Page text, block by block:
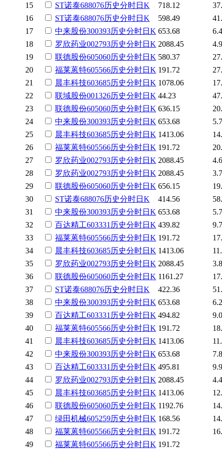
15
ST诺泰688076历史分时日K 718.12
16
ST诺泰688076历史分时日K 598.49
17
中来股份300393历史分时日K 653.68
18
罗欣药业002793历史分时日K 2088.45
19
联德股份605060历史分时日K 580.37
20
福莱蒽特605566历史分时日K 191.72
21
晨丰科技603685历史分时日K 1078.06
22
联域股份001326历史分时日K 44.23
23
联德股份605060历史分时日K 636.15
24
中来股份300393历史分时日K 653.68
25
晨丰科技603685历史分时日K 1413.06
26
福莱蒽特605566历史分时日K 191.72
27
罗欣药业002793历史分时日K 2088.45
28
罗欣药业002793历史分时日K 2088.45
29
联德股份605060历史分时日K 656.15
30
ST诺泰688076历史分时日K 414.56
31
中来股份300393历史分时日K 653.68
32
百达精工603331 历史分时日K 439.82
33
福莱蒽特605566历史分时日K 191.72
34
晨丰科技603685历史分时日K 1413.06
35
罗欣药业002793历史分时日K 2088.45
36
联德股份605060历史分时日K 1161.27
37
ST诺泰688076历史分时日K 422.36
38
中来股份300393历史分时日K 653.68
39
百达精工603331 历史分时日K 494.82
40
福莱蒽特605566历史分时日K 191.72
41
晨丰科技603685历史分时日K 1413.06
42
中来股份300393历史分时日K 653.68
43
百达精工603331 历史分时日K 495.81
44
罗欣药业002793历史分时日K 2088.45
45
晨丰科技603685历史分时日K 1413.06
46
联德股份605060历史分时日K 1192.76
47
绿田机械605259历史分时日K 168.56
48
福莱蒽特605566历史分时日K 191.72
49
福莱蒽特605566历史分时日K 191.72